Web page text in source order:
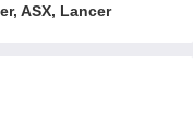
ASX, Lancer